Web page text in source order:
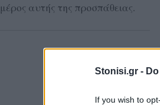
Stonisi.gr -
If you wish to
μέρος αυτής της προσπάθειας.